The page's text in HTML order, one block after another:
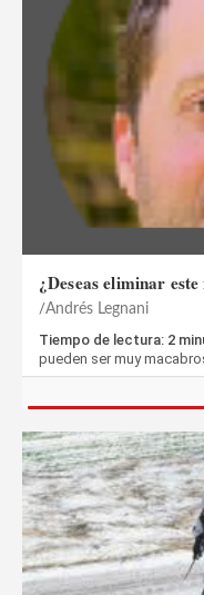
¿Deseas eliminar este
Andrés Legnani
Tiempo de lectura: 2
pueden ser muy